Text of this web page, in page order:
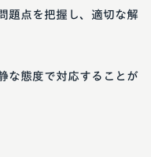
題点を把握し、適切な解
な態度で対応することが